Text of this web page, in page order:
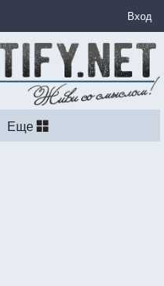
Вход
Еще